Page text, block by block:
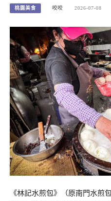
桃園美食 咬咬 2026-07-08
《林記水煎包》（原南門水煎